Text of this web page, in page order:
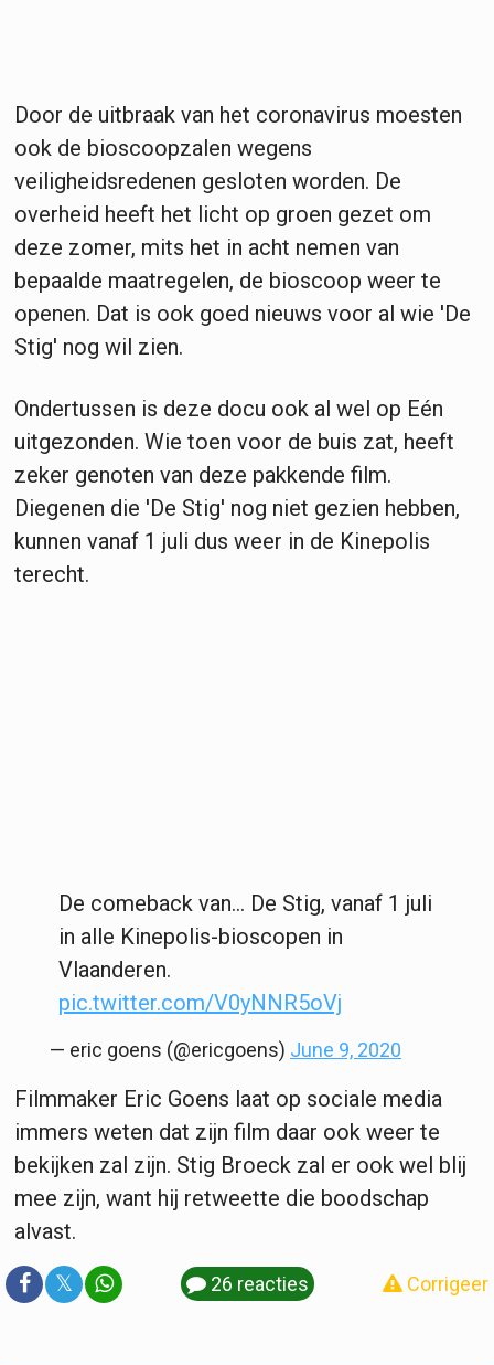
Door de uitbraak van het coronavirus moesten
ook de bioscoopzalen wegens
veiligheidsredenen gesloten worden. De
overheid heeft het licht op groen gezet om
deze zomer, mits het in acht nemen van
bepaalde maatregelen, de bioscoop weer te
openen. Dat is ook goed nieuws voor al wie 'De
Stig' nog wil zien.
Ondertussen is deze docu ook al wel op Eén
uitgezonden. Wie toen voor de buis zat, heeft
zeker genoten van deze pakkende film.
Diegenen die 'De Stig' nog niet gezien hebben,
kunnen vanaf 1 juli dus weer in de Kinepolis
terecht.
De comeback van... De Stig, vanaf 1 juli
in alle Kinepolis-bioscopen in
Vlaanderen.
pic.twitter.com/V0yNNR5oVj
— eric goens (@ericgoens) June 9, 2020
Filmmaker Eric Goens laat op sociale media
immers weten dat zijn film daar ook weer te
bekijken zal zijn. Stig Broeck zal er ook wel blij
mee zijn, want hij retweette die boodschap
alvast.
𝕏 26 reacties Corrigeer